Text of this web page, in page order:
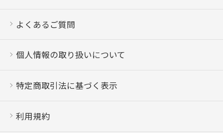
よくあるご質問
個人情報の取り扱いについて
特定商取引法に基づく表示
利用規約